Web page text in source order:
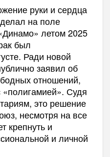
руки и сердца
на поле
летом 2025
был
Ради новой
заявил об
отношений,
Судя
это решение
несмотря на все
крепнуть и
и личной